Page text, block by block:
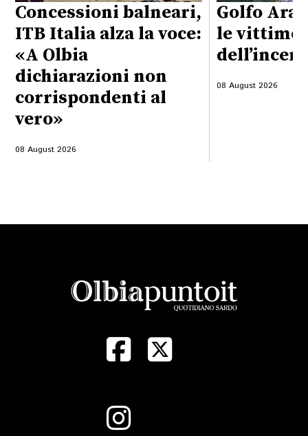
Concessioni balneari,
ITB Italia alza la voce:
«A Olbia
dichiarazioni non
corrispondenti al
vero»
08 August 2026
Golfo
le vittime
08 August 2026